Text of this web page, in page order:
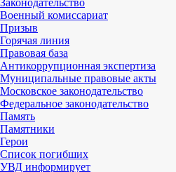
Военный комиссариат
Призыв
Горячая линия
Правовая база
Антикоррупционная экспертиза
Муниципальные правовые акты
Московское законодательство
Федеральное законодательство
Память
Памятники
Герои
Список погибших
УВД информирует